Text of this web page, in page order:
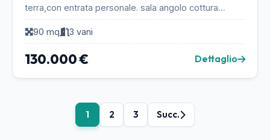
terra,con entrata personale. sala angolo cottura
ampia,camera matrimoniale,una mezza camera,bag...
90 mq
3 vani
130.000 € Dettaglio
1 2 3 Succ.